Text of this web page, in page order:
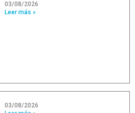
03/08/2026
Leer más »
03/08/2026